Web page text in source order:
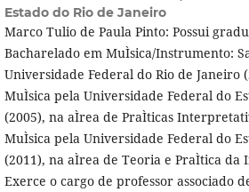
Estado do Rio de Janeiro
Marco Tulio de Paula Pinto: Possui
Bacharelado em MuÌsica/Instrumento:
Universidade Federal do Rio de Janeiro
MuÌsica pela Universidade Federal do
(2005), na aÌrea de PraÌticas
MuÌsica pela Universidade Federal do
(2011), na aÌrea de Teoria e PraÌtica da
Exerce o cargo de professor associado